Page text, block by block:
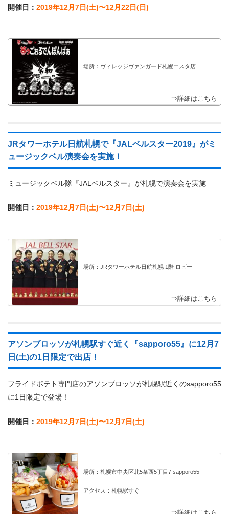
開催日： 2019年12月7日(土)〜12月22日(日)
場所：ヴィレッジヴァンガード札幌エスタ店
⇒詳細はこちら
JRタワーホテル日航札幌で『JALベルスター2019』がミ
ュージックベル演奏会を実施！
ミュージックベル隊『JALベルスター』が札幌で演奏会を実施
開催日： 2019年12月7日(土)〜12月7日(土)
場所：JRタワーホテル日航札幌 1階 ロビー
⇒詳細はこちら
アソンブロッソが札幌駅すぐ近く『sapporo55』に12月7
日(土)の1日限定で出店！
フライドポテト専門店のアソンブロッソが札幌駅近くのsapporo55
に1日限定で登場！
開催日： 2019年12月7日(土)〜12月7日(土)
場所：札幌市中央区北5条西5丁目7 sapporo55
アクセス：札幌駅すぐ